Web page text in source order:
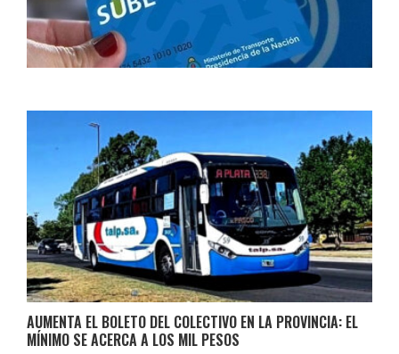
AUMENTA EL BOLETO DEL COLECTIVO EN LA PROVINCIA: EL
MÍNIMO SE ACERCA A LOS MIL PESOS